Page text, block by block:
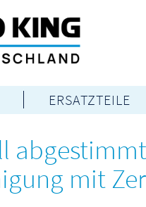
ERSATZTEILE
mit